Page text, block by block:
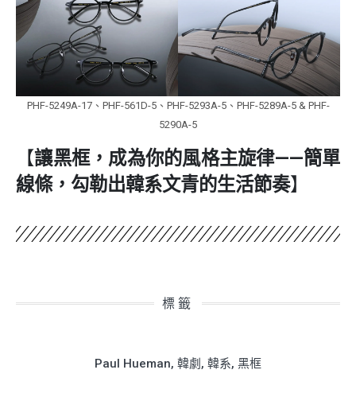
PHF-5249A-17、PHF-561D-5、PHF-5293A-5、PHF-5289A-5 & PHF-
5290A-5
【讓黑框，成為你的風格主旋律——簡單
線條，勾勒出韓系文青的生活節奏】
標籤
Paul Hueman, 韓劇 , 韓系, 黑框